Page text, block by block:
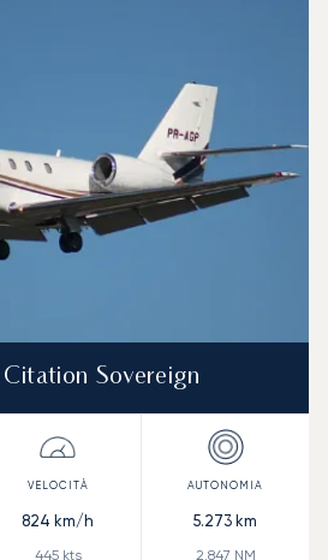
Sovereign
824 km/h
445kts
5.273 km
2.847 NM